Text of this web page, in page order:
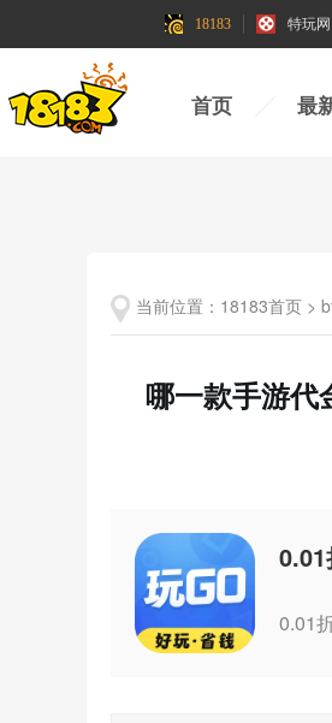
18183 特玩网
18183 特玩网
首页 最
当前位置： 18183首页 >
哪一款手游代